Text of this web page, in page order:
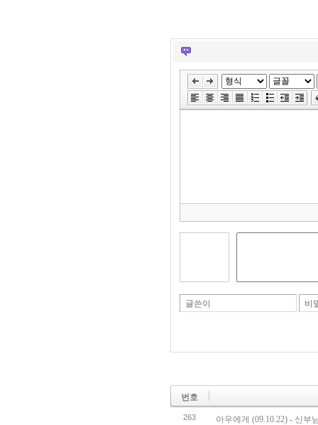
글쓴이 비
번호
263 아우에게 (09.10.22) - 신부